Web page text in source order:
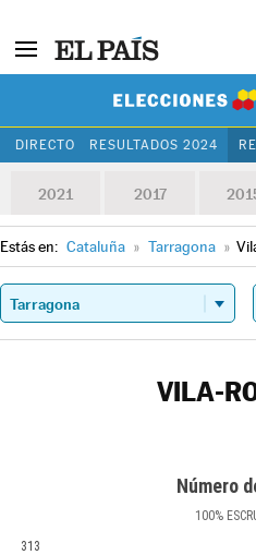
DIRECTO RESULTADOS 2024
2021 2017
Estás en: Cataluña » Tarragona »
VILA-
Número
100%
313